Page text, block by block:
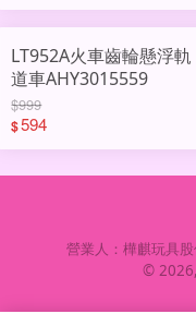
LT952A火車齒輪懸浮軌
道車AHY3015559
$999
$594
營業人： 樺麒玩具
© 2026